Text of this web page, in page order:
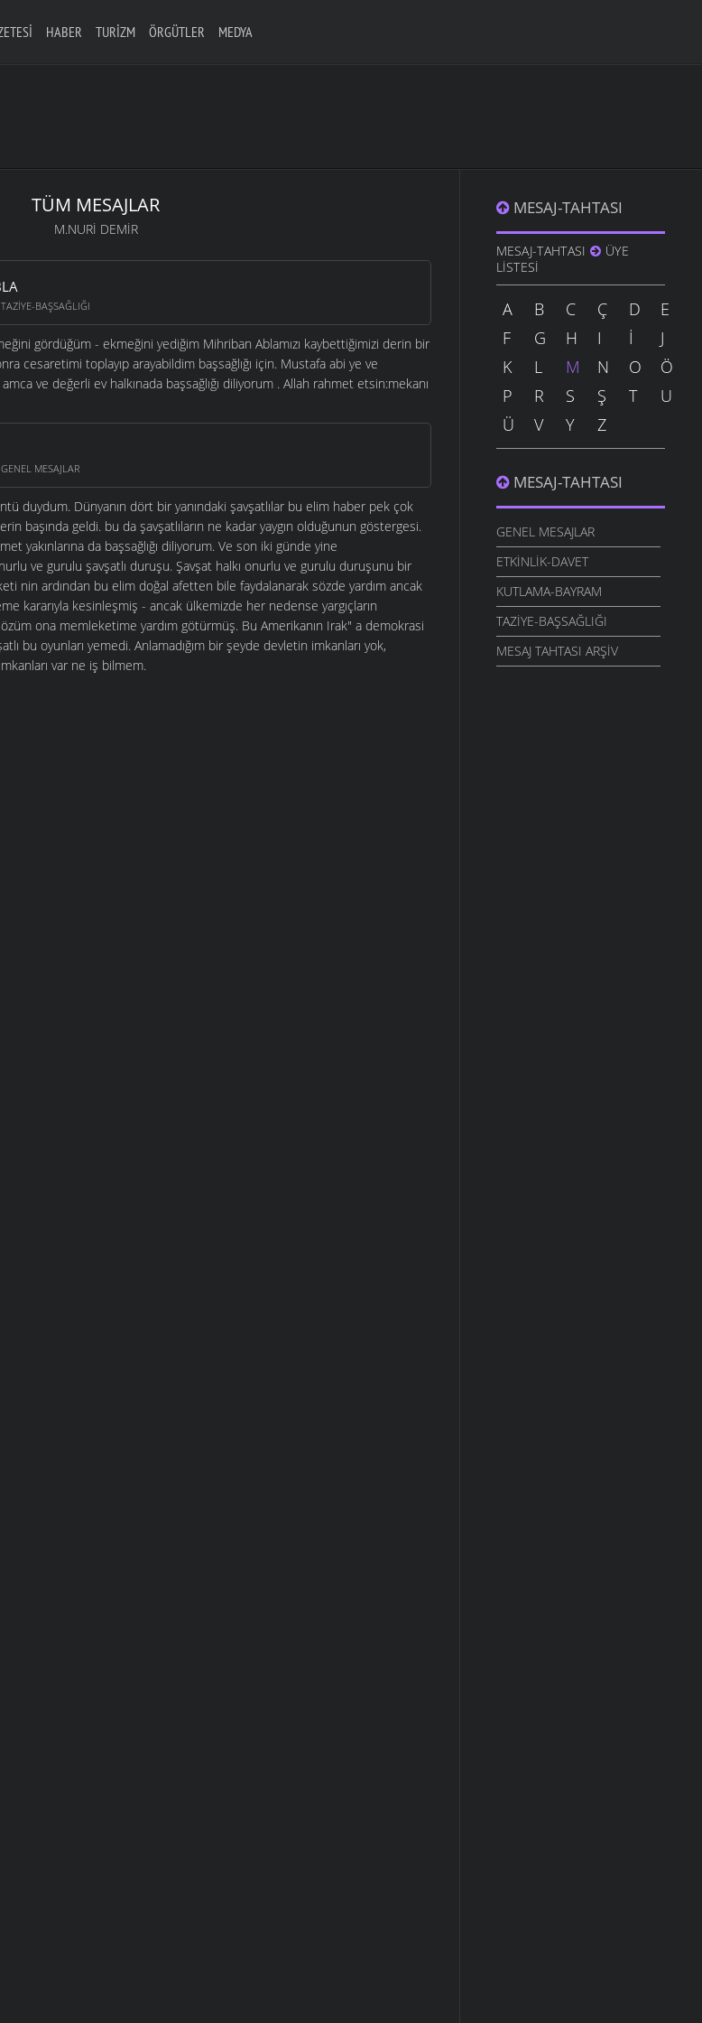
HABER TURIZM ÖRGÜTLER MEDYA
TÜM MESAJLAR
M.NURI DEMIR
TAZIYE-BAŞSAĞLIĞI
gördüğüm - ekmeğini yediğim Mihriban Ablamızı kaybettiğimizi derin bir
cesaretimi toplayıp arayabildim başsağlığı için. Mustafa abi ye ve
ve değerli ev halkınada başsağlığı diliyorum . Allah rahmet etsin:mekanı
GENEL MESAJLAR
duydum. Dünyanın dört bir yanındaki şavşatlılar bu elim haber pek çok
başında geldi. bu da şavşatlıların ne kadar yaygın olduğunun göstergesi.
yakınlarına da başsağlığı diliyorum. Ve son iki günde yine
ve gurulu şavşatlı duruşu. Şavşat halkı onurlu ve gurulu duruşunu bir
nin ardından bu elim doğal afetten bile faydalanarak sözde yardım ancak
kararıyla kesinleşmiş - ancak ülkemizde her nedense yargıçların
ona memleketime yardım götürmüş. Bu Amerikanın Irak" a demokrasi
bu oyunları yemedi. Anlamadığım bir şeyde devletin imkanları yok,
var ne iş bilmem.
MESAJ-TAHTASI
MESAJ-TAHTASI
ÜYE
LISTESI
A B C Ç D
E
F
G H I İ
J
K
L M N O
Ö
P
R S Ş T
U
Ü
V Y Z
MESAJ-TAHTASI
GENEL MESAJLAR
ETKINLIK-DAVET
KUTLAMA-BAYRAM
TAZIYE-BAŞSAĞLIĞI
MESAJ TAHTASI ARŞIV